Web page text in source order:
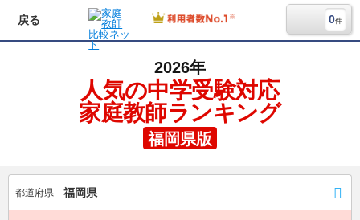
戻る 0件
2026年
人気の中学受験対応
家庭教師ランキング
福岡県版
都道府県 福岡県